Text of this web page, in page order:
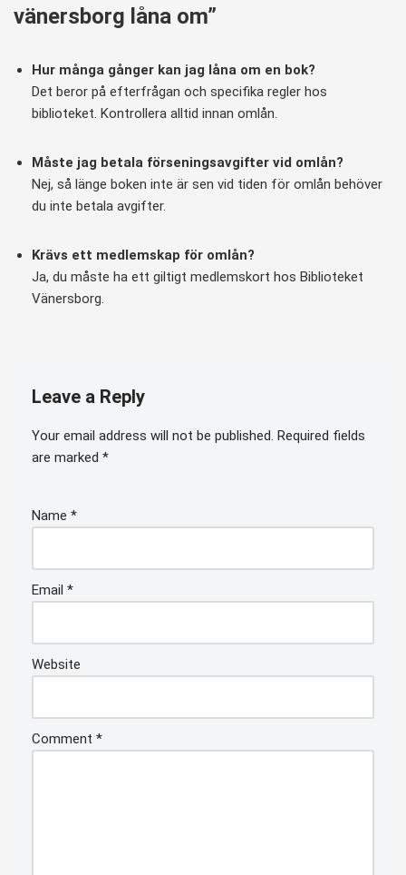
vänersborg låna om”
Hur många gånger kan jag låna om en bok?
Det beror på efterfrågan och specifika regler hos
biblioteket. Kontrollera alltid innan omlån.
Måste jag betala förseningsavgifter vid omlån?
Nej, så länge boken inte är sen vid tiden för omlån behöver
du inte betala avgifter.
Krävs ett medlemskap för omlån?
Ja, du måste ha ett giltigt medlemskort hos Biblioteket
Vänersborg.
Leave a Reply
Your email address will not be published. Required fields
are marked *
Name *
Email *
Website
Comment *